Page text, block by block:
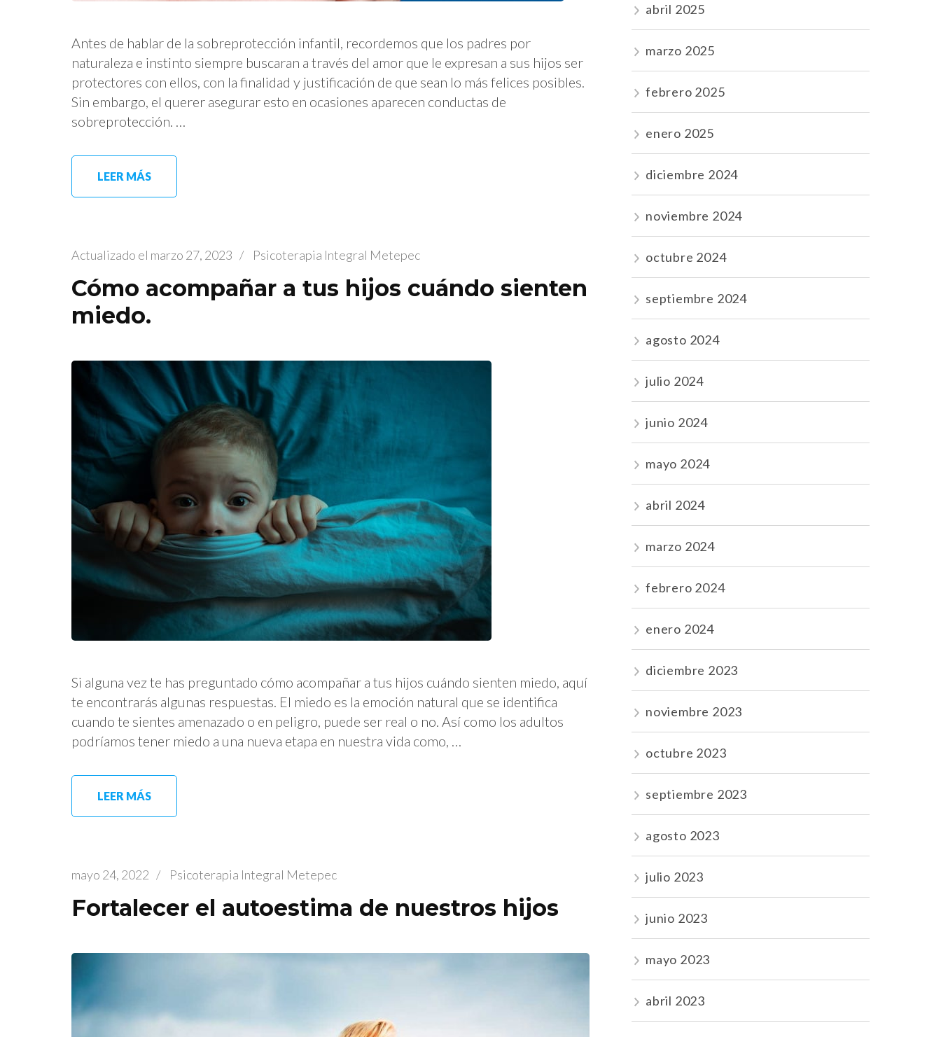
Antes de hablar de la sobreprotección infantil, recordemos que los padres por
naturaleza e instinto siempre buscaran a través del amor que le expresan a sus hijos ser
protectores con ellos, con la finalidad y justificación de que sean lo más felices posibles.
Sin embargo, el querer asegurar esto en ocasiones aparecen conductas de
sobreprotección. …
LEER MÁS
Actualizado el marzo 27, 2023 / Psicoterapia Integral Metepec
Cómo acompañar a tus hijos cuándo sienten
miedo.
Si alguna vez te has preguntado cómo acompañar a tus hijos cuándo sienten miedo, aquí
te encontrarás algunas respuestas. El miedo es la emoción natural que se identifica
cuando te sientes amenazado o en peligro, puede ser real o no. Así como los adultos
podríamos tener miedo a una nueva etapa en nuestra vida como, …
LEER MÁS
mayo 24, 2022 / Psicoterapia Integral Metepec
Fortalecer el autoestima de nuestros hijos
abril 2025
marzo 2025
febrero 2025
enero 2025
diciembre 2024
noviembre 2024
octubre 2024
septiembre 2024
agosto 2024
julio 2024
junio 2024
mayo 2024
abril 2024
marzo 2024
febrero 2024
enero 2024
diciembre 2023
noviembre 2023
octubre 2023
septiembre 2023
agosto 2023
julio 2023
junio 2023
mayo 2023
abril 2023